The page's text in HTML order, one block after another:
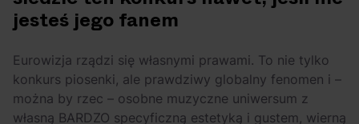
jesteś jego fanem
Eurowizja rządzi się własnymi prawami. To nie tylko
konkurs piosenki, ale prawdziwy globalny fenomen i –
można by rzec – osobne muzyczne uniwersum z
własną BARDZO specyficzną estetyką i gustem, wierną